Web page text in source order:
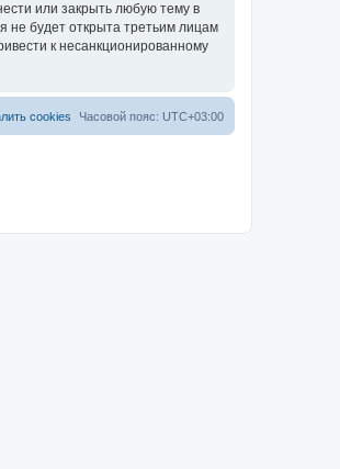
или закрыть любую тему в
не будет открыта третьим лицам
к несанкционированному
Часовой пояс: UTC+03:00
cookies